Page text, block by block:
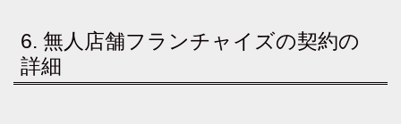
6. 無人店舗フランチャイズの契約の
詳細